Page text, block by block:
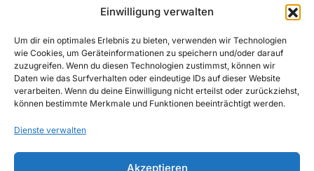
Einwilligung verwalten
Um dir ein optimales Erlebnis zu bieten, verwenden wir Technologien
wie Cookies, um Geräteinformationen zu speichern und/oder darauf
zuzugreifen. Wenn du diesen Technologien zustimmst, können wir
Daten wie das Surfverhalten oder eindeutige IDs auf dieser Website
verarbeiten. Wenn du deine Einwilligung nicht erteilst oder zurückziehst,
können bestimmte Merkmale und Funktionen beeinträchtigt werden.
Dienste verwalten
Akzeptieren
030 30 34 22 77
Unsere Richtlinien
ALLGEMEINE GESCHÄFTSBEDINGUNGEN
WIDERRUFSBELEHRUNG